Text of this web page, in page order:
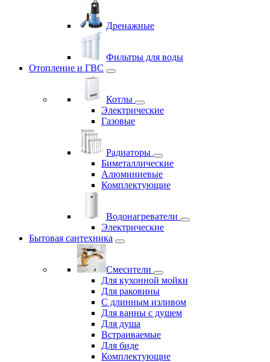
Дренажные
Фильтры для воды
Отопление и ГВС
Котлы
Электрические
Газовые
Радиаторы
Биметаллические
Алюминиевые
Комплектующие
Водонагреватели
Электрические
Бытовая сантехника
Смесители
Для кухонной мойки
Для раковины
С длинным изливом
Для ванны с душем
Для душа
Встраиваемые
Для биде
Комплектующие